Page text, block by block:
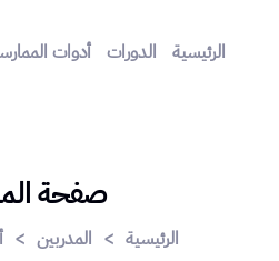
الرئيسية الدورات أدوات
صفحة
الرئيسية > المدربين >